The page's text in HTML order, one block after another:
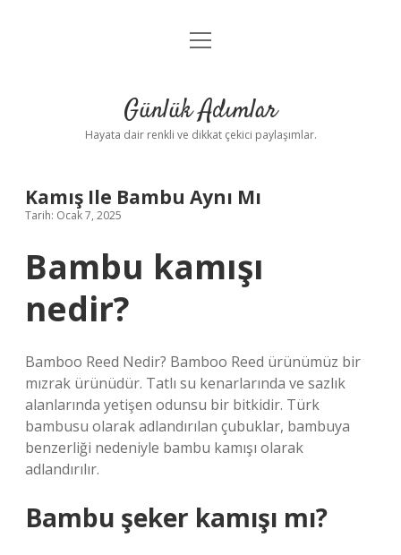
Anasayfa
Yasal Uyarı
menüyü
Günlük Adımlar
Hayata dair renkli ve dikkat çekici paylaşımlar.
Kamış Ile Bambu Aynı Mı
Tarih: Ocak 7, 2025
Bambu kamışı
nedir?
Bamboo Reed Nedir? Bamboo Reed ürünümüz bir
mızrak ürünüdür. Tatlı su kenarlarında ve sazlık
alanlarında yetişen odunsu bir bitkidir. Türk
bambusu olarak adlandırılan çubuklar, bambuya
benzerliği nedeniyle bambu kamışı olarak
adlandırılır.
Bambu şeker kamışı mı?